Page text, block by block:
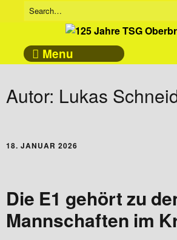
Menu
Autor: Lukas
18. JANUAR 2026
Die E1 gehört zu
Mannschaften im